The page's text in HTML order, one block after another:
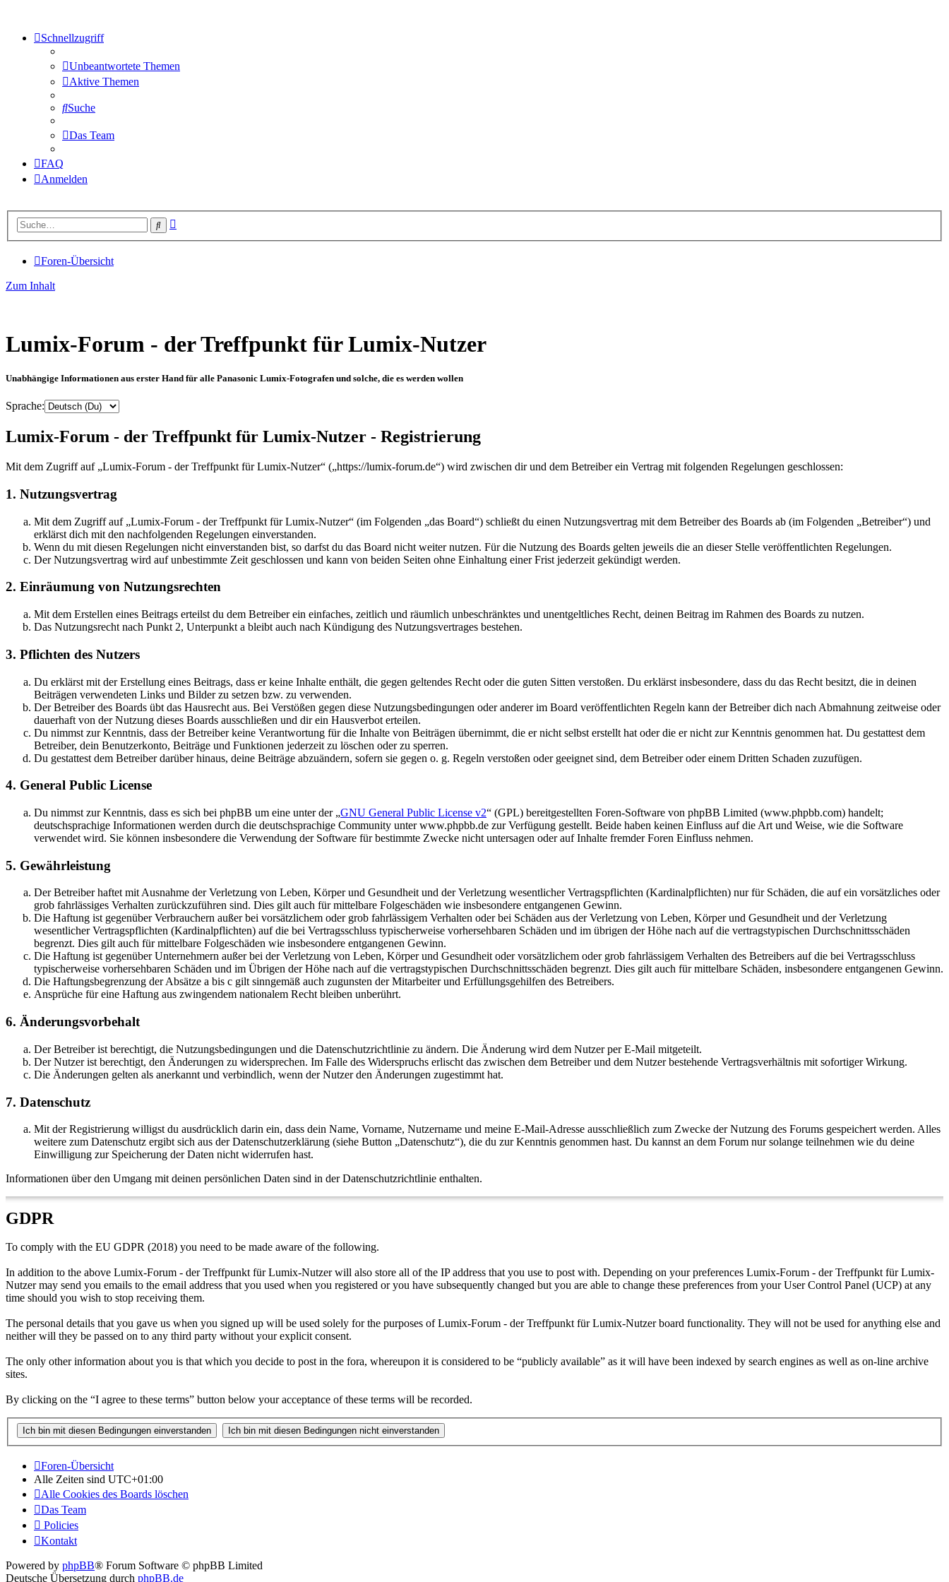
Schnellzugriff
Unbeantwortete Themen
Aktive Themen
Suche
Das Team
FAQ
Anmelden
Suche
Foren-Übersicht
Zum Inhalt
Lumix-Forum - der Treffpunkt für Lumix-Nutzer
Unabhängige Informationen aus erster Hand für alle Panasonic Lumix-Fotografen und solche, die es werden wollen
Sprache:
Lumix-Forum - der Treffpunkt für Lumix-Nutzer - Registrierung
Mit dem Zugriff auf „Lumix-Forum - der Treffpunkt für Lumix-Nutzer“ („https://lumix-forum.de“) wird zwischen dir und dem Betreiber ein Vertrag mit folgenden Regelungen geschlossen:
1. Nutzungsvertrag
Mit dem Zugriff auf „Lumix-Forum - der Treffpunkt für Lumix-Nutzer“ (im Folgenden „das Board“) schließt du einen Nutzungsvertrag mit dem Betreiber des Boards ab (im Folgenden „Betreiber“) und
erklärst dich mit den nachfolgenden Regelungen einverstanden.
Wenn du mit diesen Regelungen nicht einverstanden bist, so darfst du das Board nicht weiter nutzen. Für die Nutzung des Boards gelten jeweils die an dieser Stelle veröffentlichten Regelungen.
Der Nutzungsvertrag wird auf unbestimmte Zeit geschlossen und kann von beiden Seiten ohne Einhaltung einer Frist jederzeit gekündigt werden.
2. Einräumung von Nutzungsrechten
Mit dem Erstellen eines Beitrags erteilst du dem Betreiber ein einfaches, zeitlich und räumlich unbeschränktes und unentgeltliches Recht, deinen Beitrag im Rahmen des Boards zu nutzen.
Das Nutzungsrecht nach Punkt 2, Unterpunkt a bleibt auch nach Kündigung des Nutzungsvertrages bestehen.
3. Pflichten des Nutzers
Du erklärst mit der Erstellung eines Beitrags, dass er keine Inhalte enthält, die gegen geltendes Recht oder die guten Sitten verstoßen. Du erklärst insbesondere, dass du das Recht besitzt, die in deinen
Beiträgen verwendeten Links und Bilder zu setzen bzw. zu verwenden.
Der Betreiber des Boards übt das Hausrecht aus. Bei Verstößen gegen diese Nutzungsbedingungen oder anderer im Board veröffentlichten Regeln kann der Betreiber dich nach Abmahnung zeitweise oder
dauerhaft von der Nutzung dieses Boards ausschließen und dir ein Hausverbot erteilen.
Du nimmst zur Kenntnis, dass der Betreiber keine Verantwortung für die Inhalte von Beiträgen übernimmt, die er nicht selbst erstellt hat oder die er nicht zur Kenntnis genommen hat. Du gestattest dem
Betreiber, dein Benutzerkonto, Beiträge und Funktionen jederzeit zu löschen oder zu sperren.
Du gestattest dem Betreiber darüber hinaus, deine Beiträge abzuändern, sofern sie gegen o. g. Regeln verstoßen oder geeignet sind, dem Betreiber oder einem Dritten Schaden zuzufügen.
4. General Public License
Du nimmst zur Kenntnis, dass es sich bei phpBB um eine unter der „GNU General Public License v2“ (GPL) bereitgestellten Foren-Software von phpBB Limited (www.phpbb.com) handelt;
deutschsprachige Informationen werden durch die deutschsprachige Community unter www.phpbb.de zur Verfügung gestellt. Beide haben keinen Einfluss auf die Art und Weise, wie die Software
verwendet wird. Sie können insbesondere die Verwendung der Software für bestimmte Zwecke nicht untersagen oder auf Inhalte fremder Foren Einfluss nehmen.
5. Gewährleistung
Der Betreiber haftet mit Ausnahme der Verletzung von Leben, Körper und Gesundheit und der Verletzung wesentlicher Vertragspflichten (Kardinalpflichten) nur für Schäden, die auf ein vorsätzliches oder
grob fahrlässiges Verhalten zurückzuführen sind. Dies gilt auch für mittelbare Folgeschäden wie insbesondere entgangenen Gewinn.
Die Haftung ist gegenüber Verbrauchern außer bei vorsätzlichem oder grob fahrlässigem Verhalten oder bei Schäden aus der Verletzung von Leben, Körper und Gesundheit und der Verletzung
wesentlicher Vertragspflichten (Kardinalpflichten) auf die bei Vertragsschluss typischerweise vorhersehbaren Schäden und im übrigen der Höhe nach auf die vertragstypischen Durchschnittsschäden
begrenzt. Dies gilt auch für mittelbare Folgeschäden wie insbesondere entgangenen Gewinn.
Die Haftung ist gegenüber Unternehmern außer bei der Verletzung von Leben, Körper und Gesundheit oder vorsätzlichem oder grob fahrlässigem Verhalten des Betreibers auf die bei Vertragsschluss
typischerweise vorhersehbaren Schäden und im Übrigen der Höhe nach auf die vertragstypischen Durchschnittsschäden begrenzt. Dies gilt auch für mittelbare Schäden, insbesondere entgangenen Gewinn.
Die Haftungsbegrenzung der Absätze a bis c gilt sinngemäß auch zugunsten der Mitarbeiter und Erfüllungsgehilfen des Betreibers.
Ansprüche für eine Haftung aus zwingendem nationalem Recht bleiben unberührt.
6. Änderungsvorbehalt
Der Betreiber ist berechtigt, die Nutzungsbedingungen und die Datenschutzrichtlinie zu ändern. Die Änderung wird dem Nutzer per E-Mail mitgeteilt.
Der Nutzer ist berechtigt, den Änderungen zu widersprechen. Im Falle des Widerspruchs erlischt das zwischen dem Betreiber und dem Nutzer bestehende Vertragsverhältnis mit sofortiger Wirkung.
Die Änderungen gelten als anerkannt und verbindlich, wenn der Nutzer den Änderungen zugestimmt hat.
7. Datenschutz
Mit der Registrierung willigst du ausdrücklich darin ein, dass dein Name, Vorname, Nutzername und meine E-Mail-Adresse ausschließlich zum Zwecke der Nutzung des Forums gespeichert werden. Alles
weitere zum Datenschutz ergibt sich aus der Datenschutzerklärung (siehe Button „Datenschutz“), die du zur Kenntnis genommen hast. Du kannst an dem Forum nur solange teilnehmen wie du deine
Einwilligung zur Speicherung der Daten nicht widerrufen hast.
Informationen über den Umgang mit deinen persönlichen Daten sind in der Datenschutzrichtlinie enthalten.
GDPR
To comply with the EU GDPR (2018) you need to be made aware of the following.
In addition to the above Lumix-Forum - der Treffpunkt für Lumix-Nutzer will also store all of the IP address that you use to post with. Depending on your preferences Lumix-Forum - der Treffpunkt für Lumix-
Nutzer may send you emails to the email address that you used when you registered or you have subsequently changed but you are able to change these preferences from your User Control Panel (UCP) at any
time should you wish to stop receiving them.
The personal details that you gave us when you signed up will be used solely for the purposes of Lumix-Forum - der Treffpunkt für Lumix-Nutzer board functionality. They will not be used for anything else and
neither will they be passed on to any third party without your explicit consent.
The only other information about you is that which you decide to post in the fora, whereupon it is considered to be “publicly available” as it will have been indexed by search engines as well as on-line archive
sites.
By clicking on the “I agree to these terms” button below your acceptance of these terms will be recorded.
Foren-Übersicht
Alle Zeiten sind UTC+01:00
Alle Cookies des Boards löschen
Das Team
Policies
Kontakt
Powered by phpBB® Forum Software © phpBB Limited
Deutsche Übersetzung durch phpBB.de